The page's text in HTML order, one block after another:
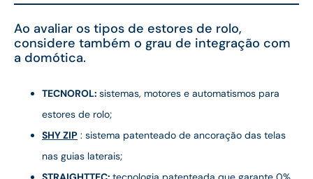
Ao avaliar os tipos de estores de rolo,
considere também o grau de integração com
a domótica.
TECNOROL: sistemas, motores e automatismos para
estores de rolo;
SHY ZIP : sistema patenteado de ancoração das telas
nas guias laterais;